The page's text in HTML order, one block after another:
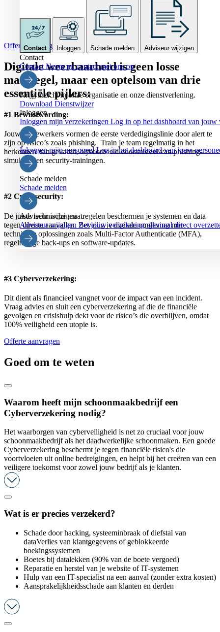
Contact Inloggen Schade melden Adviseur wijzigen
Contact
Contact Neem nu contact met ons op
Krijg inzicht in onze organisatie en onze dienstverlening.
Download Dienstwijzer
Inloggen
Inloggen mijn verzekeringen Log in op het dashboard van jouw
Inloggen mijn personeelLog in het dashboard van jouw
Schade melden
Schade melden
Adviseur wijzigen
Adviseur wijzigen Zet jouw verzekering allemaal direct
Offerte aanvragen
Digitale weerbaarheid is geen losse
maatregel, maar een optelsom van drie
essentiële pijlers:
#1 Bewustwording:
Jouw medewerkers vormen de eerste verdedigingslinie door alert te
zijn op risico’s zoals phishing. Train je team regelmatig in het
herkennen van gevaren, bijvoorbeeld door middel van phishing-
simulaties en security-trainingen.
#2 Cybersecurity:
De juiste technische maatregelen beschermen je systemen en data
tegen directe aanvallen. Beveilig je digitale omgeving met
technische oplossingen zoals Multi-Factor Authenticatie (MFA),
regelmatige back-ups en software-updates.
#3 Cyberverzekering:
Dit dient als financieel vangnet voor de impact van een incident.
Vraag advies en sluit een cyberverzekering af die de financiële
gevolgen en crisishulp dekt voor de risico’s die overblijven, omdat
100% veiligheid een utopie is.
Offerte aanvragen
Goed om te weten
Waarom heeft mijn schoonmaakbedrijf een
Cyberverzekering nodig?
Het waarborgen van cyberveiligheid is net zo cruciaal voor jouw
schoonmaakbedrijf als het daadwerkelijke schoonmaken. Een goede
Cyberverzekering beschermt je tegen financiële risico's die
voortvloeien uit online bedreigingen, en helpt bij het creëren van een
veiligere toekomst voor zowel jouw bedrijf als je klanten.
Wat is er precies verzekerd?
Schade door hacking, systeeminbraak of diefstal van
dataVerlies van klantgegevens of geblokkeerde
boekingssystemen
Boetes bij datalekken (90% van de boete vergoed)
Reparatie en herstel van je website of IT-systemen
Hulp van een IT-specialist na een aanval (zonder extra kosten)
Aansprakelijkheidsschade aan klanten en derden